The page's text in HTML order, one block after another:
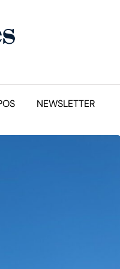
NEWSLETTER